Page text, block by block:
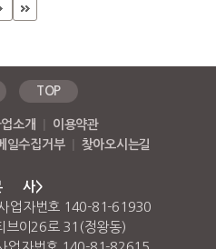
TOP
소개
이용약관
일수집거부 찾아오시는길
사>
업자번호 140-81-61930
브이26로 31(정왕동)